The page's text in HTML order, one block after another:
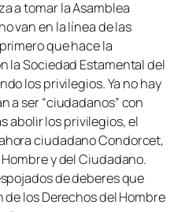
a tomar la Asamblea
van en la línea de las
que hace la
la Sociedad Estamental del
los privilegios. Ya no hay
a ser “ciudadanos” con
abolir los privilegios, el
ciudadano Condorcet,
y del Ciudadano.
de deberes que
los Derechos del Hombre